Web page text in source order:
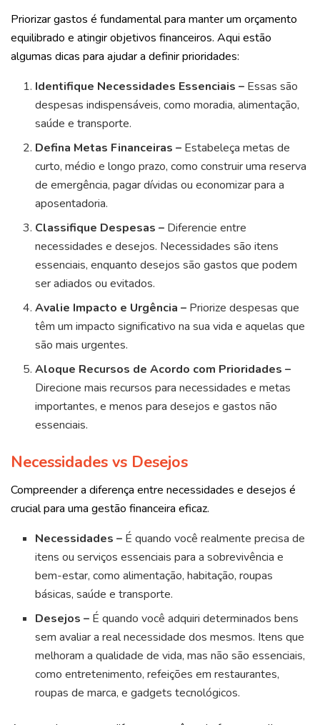
Priorizar gastos é fundamental para manter um orçamento
equilibrado e atingir objetivos financeiros. Aqui estão
algumas dicas para ajudar a definir prioridades:
Identifique Necessidades Essenciais – Essas são
despesas indispensáveis, como moradia, alimentação,
saúde e transporte.
Defina Metas Financeiras – Estabeleça metas de
curto, médio e longo prazo, como construir uma reserva
de emergência, pagar dívidas ou economizar para a
aposentadoria.
Classifique Despesas – Diferencie entre
necessidades e desejos. Necessidades são itens
essenciais, enquanto desejos são gastos que podem
ser adiados ou evitados.
Avalie Impacto e Urgência – Priorize despesas que
têm um impacto significativo na sua vida e aquelas que
são mais urgentes.
Aloque Recursos de Acordo com Prioridades –
Direcione mais recursos para necessidades e metas
importantes, e menos para desejos e gastos não
essenciais.
Necessidades vs Desejos
Compreender a diferença entre necessidades e desejos é
crucial para uma gestão financeira eficaz.
Necessidades – É quando você realmente precisa de
itens ou serviços essenciais para a sobrevivência e
bem-estar, como alimentação, habitação, roupas
básicas, saúde e transporte.
Desejos – É quando você adquiri determinados bens
sem avaliar a real necessidade dos mesmos. Itens que
melhoram a qualidade de vida, mas não são essenciais,
como entretenimento, refeições em restaurantes,
roupas de marca, e gadgets tecnológicos.